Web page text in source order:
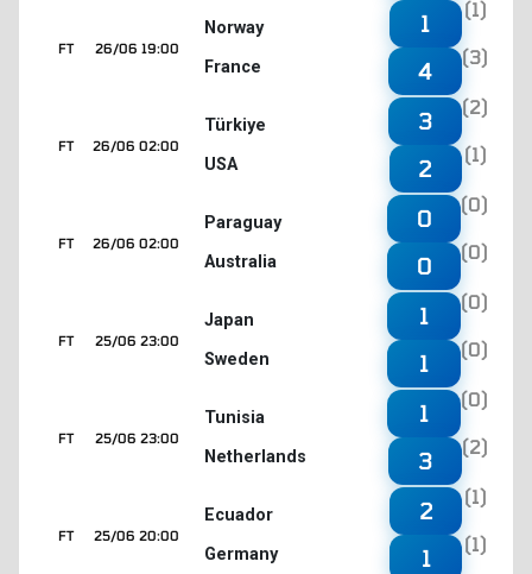
26/06 19:00
FT
Norway
France
1
(1)
4
(3)
26/06 02:00
FT
Türkiye
USA
3
(2)
2
(1)
26/06 02:00
FT
Paraguay
Australia
0
(0)
0
(0)
25/06 23:00
FT
Japan
Sweden
1
(0)
1
(0)
25/06 23:00
FT
Tunisia
Netherlands
1
(0)
3
(2)
25/06 20:00
FT
Ecuador
Germany
2
(1)
1
(1)